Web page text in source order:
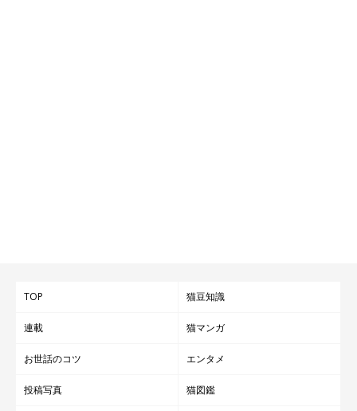
TOP 猫豆知識
連載 猫マンガ
お世話のコツ エンタメ
投稿写真 猫図鑑